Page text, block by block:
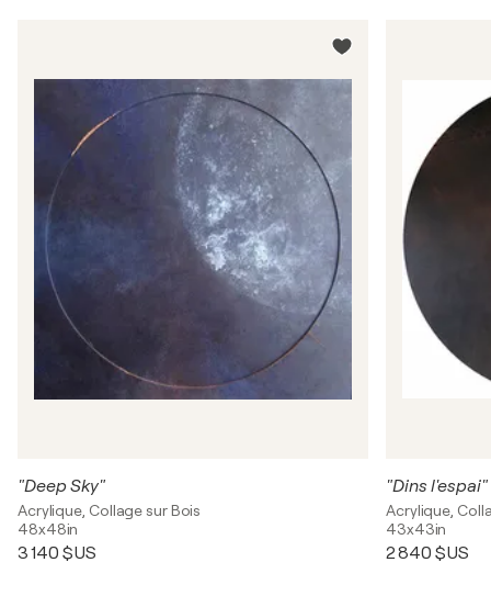
"Deep Sky"
Acrylique, Collage sur Bois
48x48in
3 140 $US
"Dins l'espai"
Acrylique,
43x43in
2 840 $US